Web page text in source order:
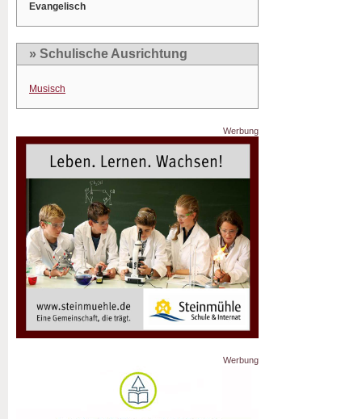
Evangelisch
» Schulische Ausrichtung
Musisch
Werbung
Werbung